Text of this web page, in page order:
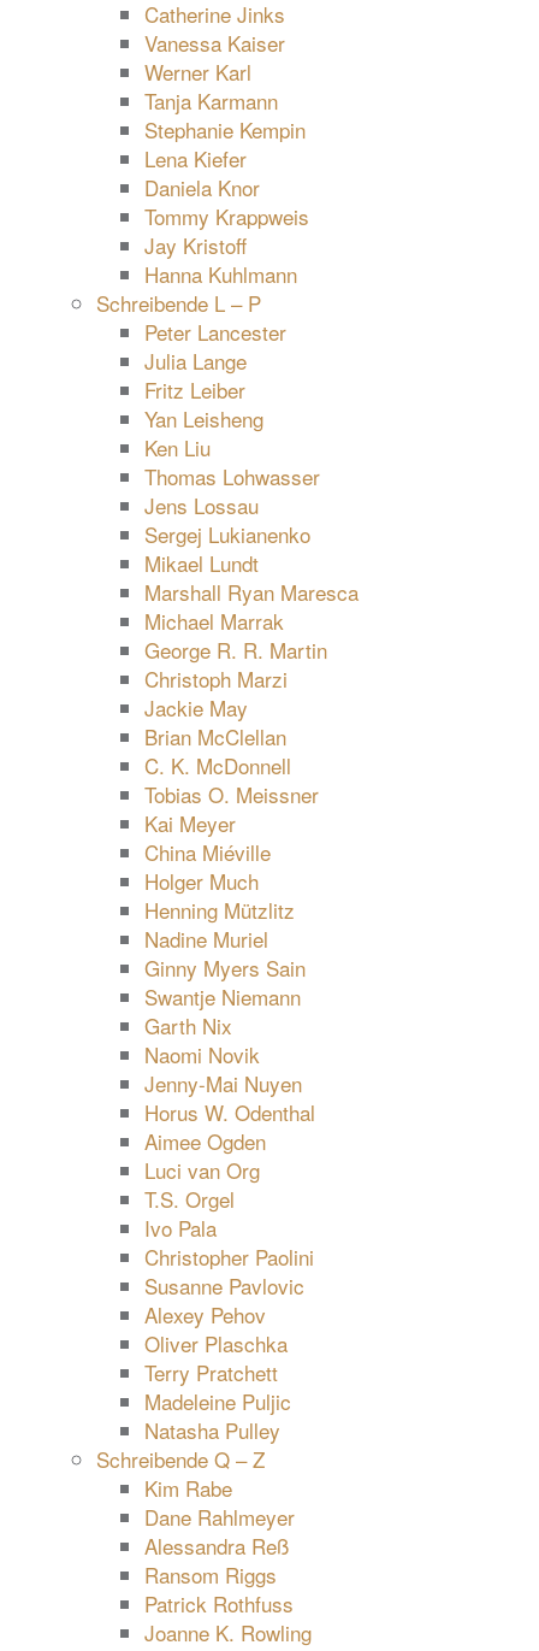
Catherine Jinks
Vanessa Kaiser
Werner Karl
Tanja Karmann
Stephanie Kempin
Lena Kiefer
Daniela Knor
Tommy Krappweis
Jay Kristoff
Hanna Kuhlmann
Schreibende L – P
Peter Lancester
Julia Lange
Fritz Leiber
Yan Leisheng
Ken Liu
Thomas Lohwasser
Jens Lossau
Sergej Lukianenko
Mikael Lundt
Marshall Ryan Maresca
Michael Marrak
George R. R. Martin
Christoph Marzi
Jackie May
Brian McClellan
C. K. McDonnell
Tobias O. Meissner
Kai Meyer
China Miéville
Holger Much
Henning Mützlitz
Nadine Muriel
Ginny Myers Sain
Swantje Niemann
Garth Nix
Naomi Novik
Jenny-Mai Nuyen
Horus W. Odenthal
Aimee Ogden
Luci van Org
T.S. Orgel
Ivo Pala
Christopher Paolini
Susanne Pavlovic
Alexey Pehov
Oliver Plaschka
Terry Pratchett
Madeleine Puljic
Natasha Pulley
Schreibende Q – Z
Kim Rabe
Dane Rahlmeyer
Alessandra Reß
Ransom Riggs
Patrick Rothfuss
Joanne K. Rowling